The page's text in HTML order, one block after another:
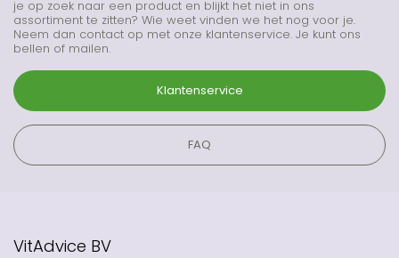
je op zoek naar een product en blijkt het niet in ons
assortiment te zitten? Wie weet vinden we het nog voor je.
Neem dan contact op met onze klantenservice. Je kunt ons
bellen of mailen.
Klantenservice
FAQ
VitAdvice BV